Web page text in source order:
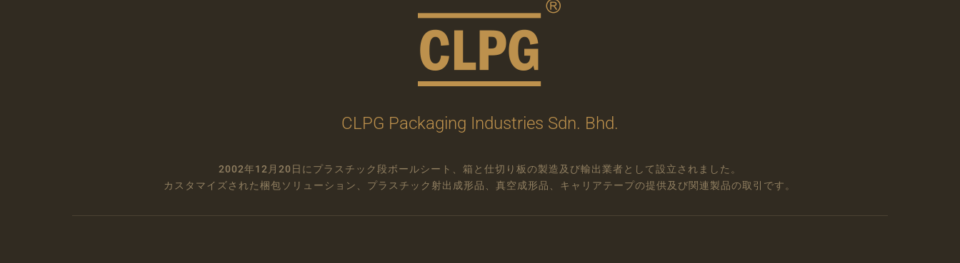
CLPG Packaging Industries Sdn. Bhd.
2002年12月20日にプラスチック段ボールシート、箱と仕切り板の製造及び輸出業者として設立されました。
カスタマイズされた梱包ソリューション、プラスチック射出成形品、真空成形品、キャリアテープの提供及び関連製品の取引です。